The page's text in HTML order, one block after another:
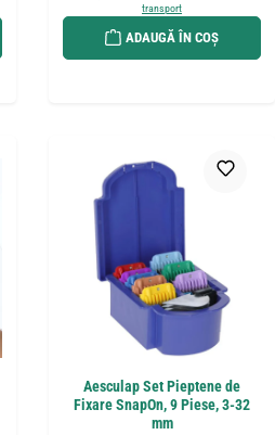
transport
ADAUGĂ ÎN COȘ
Aesculap Set Pieptene de
Fixare SnapOn, 9 Piese, 3-32
mm